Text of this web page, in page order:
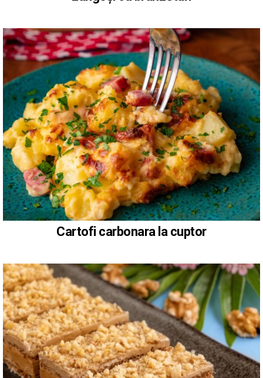
Cartofi carbonara la cuptor